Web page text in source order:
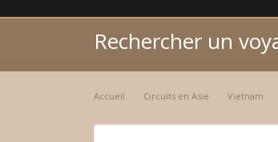
Rechercher un
Accueil Circuits en Asie Vietnam